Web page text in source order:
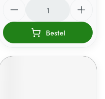
Bestel